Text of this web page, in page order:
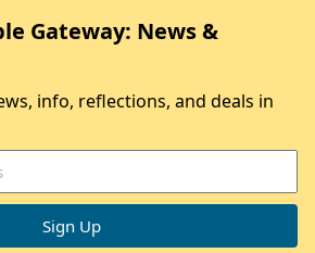
Gateway: News &
info, reflections, and deals in